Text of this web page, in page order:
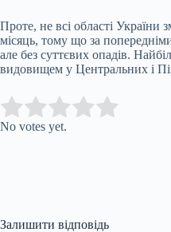
Проте, не всі області
місяць, тому що за
але без суттєвих опадів.
видовищем у Центральних і
Rate this item:
No votes yet.
Залишити відповідь